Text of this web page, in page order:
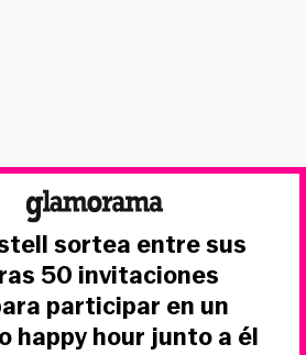
sortea entre sus
50 invitaciones
participar en un
happy hour junto a él